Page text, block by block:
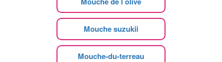
Mouche suzukii
Mouche-du-terreau